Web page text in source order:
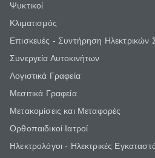
Ψυκτικοί
Κλιματισμός
Επισκευές - Συντήρηση Ηλεκτρικών
Συνεργεία Αυτοκινήτων
Λογιστικά Γραφεία
Μεσιτικά Γραφεία
Μετακομίσεις και Μεταφορές
Ορθοπαιδικοί Ιατροί
Ηλεκτρολόγοι - Ηλεκτρικές